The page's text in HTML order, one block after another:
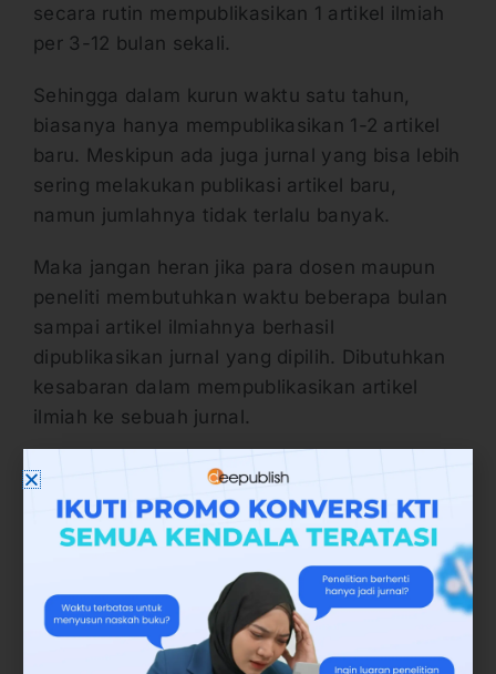
secara rutin mempublikasikan 1 artikel ilmiah
per 3-12 bulan sekali.
Sehingga dalam kurun waktu satu tahun,
biasanya hanya mempublikasikan 1-2 artikel
baru. Meskipun ada juga jurnal yang bisa lebih
sering melakukan publikasi artikel baru,
namun jumlahnya tidak terlalu banyak.
Maka jangan heran jika para dosen maupun
peneliti membutuhkan waktu beberapa bulan
sampai artikel ilmiahnya berhasil
dipublikasikan jurnal yang dipilih. Dibutuhkan
kesabaran dalam mempublikasikan artikel
ilmiah ke sebuah jurnal.
Cara Mencari Jurnal Penelitian
di Internet
memahami tata cara mencari jurnal penelitian
di internet. Supaya terhindar dari jurnal abal-
abal maupun yang kualitas dan kredibilitasnya